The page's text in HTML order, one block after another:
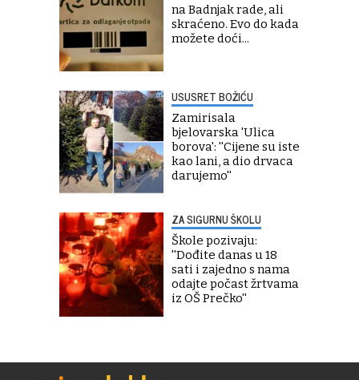
na Badnjak rade, ali
skraćeno. Evo do kada
možete doći...
USUSRET BOŽIĆU
Zamirisala
bjelovarska 'Ulica
borova': ''Cijene su iste
kao lani, a dio drvaca
darujemo''
ZA SIGURNU ŠKOLU
Škole pozivaju:
''Dođite danas u 18
sati i zajedno s nama
odajte počast žrtvama
iz OŠ Prečko''